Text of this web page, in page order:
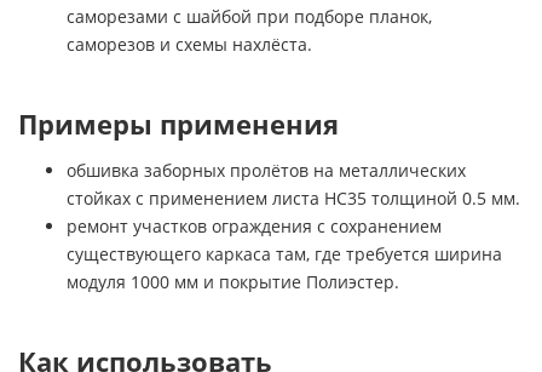
саморезами с шайбой при подборе планок,
саморезов и схемы нахлёста.
Примеры применения
обшивка заборных пролётов на металлических
стойках с применением листа НС35 толщиной 0.5 мм.
ремонт участков ограждения с сохранением
существующего каркаса там, где требуется ширина
модуля 1000 мм и покрытие Полиэстер.
Как использовать